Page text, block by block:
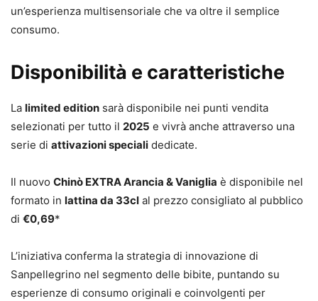
un’esperienza multisensoriale che va oltre il semplice
consumo.
Disponibilità e caratteristiche
La limited edition sarà disponibile nei punti vendita
selezionati per tutto il 2025 e vivrà anche attraverso una
serie di attivazioni speciali dedicate.
Il nuovo Chinò EXTRA Arancia & Vaniglia è disponibile nel
formato in lattina da 33cl al prezzo consigliato al pubblico
di €0,69*
L’iniziativa conferma la strategia di innovazione di
Sanpellegrino nel segmento delle bibite, puntando su
esperienze di consumo originali e coinvolgenti per